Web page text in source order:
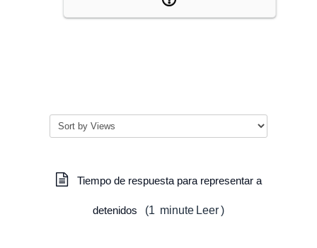
Tiempo de respuesta para representar a
detenidos (1 minute Leer)